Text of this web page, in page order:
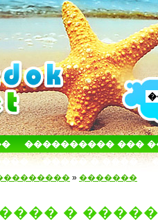
���������� ���
����� � ����
» �������
� �����